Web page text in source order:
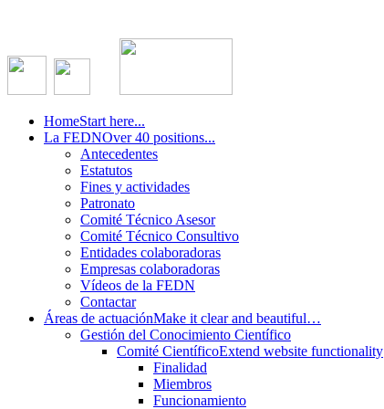
HomeStart here...
La FEDNOver 40 positions...
Antecedentes
Estatutos
Fines y actividades
Patronato
Comité Técnico Asesor
Comité Técnico Consultivo
Entidades colaboradoras
Empresas colaboradoras
Vídeos de la FEDN
Contactar
Áreas de actuaciónMake it clear and beautiful…
Gestión del Conocimiento Científico
Comité CientíficoExtend website functionality
Finalidad
Miembros
Funcionamiento